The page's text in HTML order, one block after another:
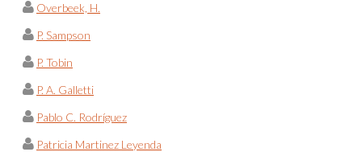
Overbeek, H.
P. Sampson
P. Tobin
P. A. Galletti
Pablo C. Rodríguez
Patricia Martinez Leyenda